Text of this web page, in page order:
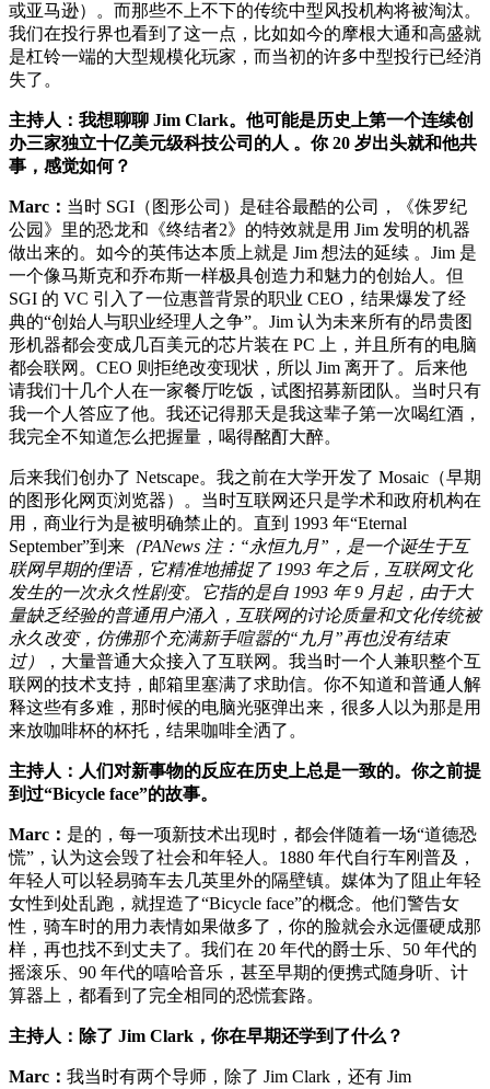
或亚马逊）。而那些不上不下的传统中型风投机构将被淘汰。
我们在投行界也看到了这一点，比如如今的摩根大通和高盛就
是杠铃一端的大型规模化玩家，而当初的许多中型投行已经消
失了。
主持人：我想聊聊 Jim Clark。他可能是历史上第一个连续创
办三家独立十亿美元级科技公司的人 。你 20 岁出头就和他共
事，感觉如何？
Marc： 当时 SGI（图形公司）是硅谷最酷的公司，《侏罗纪
公园》里的恐龙和《终结者2》的特效就是用 Jim 发明的机器
做出来的。如今的英伟达本质上就是 Jim 想法的延续 。Jim 是
一个像马斯克和乔布斯一样极具创造力和魅力的创始人。但
SGI 的 VC 引入了一位惠普背景的职业 CEO，结果爆发了经
典的“创始人与职业经理人之争”。Jim 认为未来所有的昂贵图
形机器都会变成几百美元的芯片装在 PC 上，并且所有的电脑
都会联网。CEO 则拒绝改变现状，所以 Jim 离开了。后来他
请我们十几个人在一家餐厅吃饭，试图招募新团队。当时只有
我一个人答应了他。我还记得那天是我这辈子第一次喝红酒，
我完全不知道怎么把握量，喝得酩酊大醉。
后来我们创办了 Netscape。我之前在大学开发了 Mosaic（早期
的图形化网页浏览器）。当时互联网还只是学术和政府机构在
用，商业行为是被明确禁止的。直到 1993 年“Eternal
September”到来 （PANews 注：“永恒九月”，是一个诞生于互
联网早期的俚语，它精准地捕捉了 1993 年之后，互联网文化
发生的一次永久性剧变。它指的是自 1993 年 9 月起，由于大
量缺乏经验的普通用户涌入，互联网的讨论质量和文化传统被
永久改变，仿佛那个充满新手喧嚣的“九月”再也没有结束
过）
，大量普通大众接入了互联网。我当时一个人兼职整个互
联网的技术支持，邮箱里塞满了求助信。你不知道和普通人解
释这些有多难，那时候的电脑光驱弹出来，很多人以为那是用
来放咖啡杯的杯托，结果咖啡全洒了。
主持人：人们对新事物的反应在历史上总是一致的。你之前提
到过“Bicycle face”的故事。
Marc： 是的，每一项新技术出现时，都会伴随着一场“道德恐
慌”，认为这会毁了社会和年轻人。1880 年代自行车刚普及，
年轻人可以轻易骑车去几英里外的隔壁镇。媒体为了阻止年轻
女性到处乱跑，就捏造了“Bicycle face”的概念。他们警告女
性，骑车时的用力表情如果做多了，你的脸就会永远僵硬成那
样，再也找不到丈夫了。我们在 20 年代的爵士乐、50 年代的
摇滚乐、90 年代的嘻哈音乐，甚至早期的便携式随身听、计
算器上，都看到了完全相同的恐慌套路。
主持人：除了 Jim Clark，你在早期还学到了什么？
Marc： 我当时有两个导师，除了 Jim Clark，还有 Jim